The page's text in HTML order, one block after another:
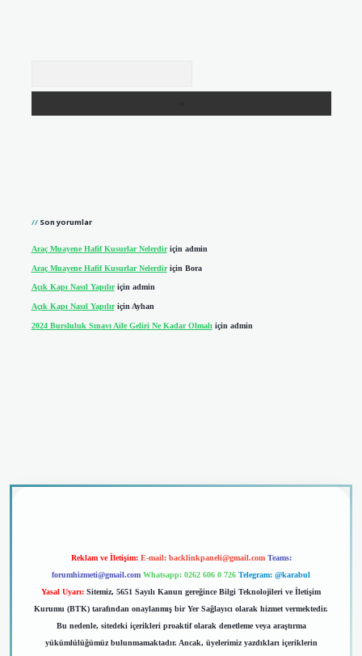
Son yorumlar
Araç Muayene Hafif Kusurlar Nelerdiriçin admin
Araç Muayene Hafif Kusurlar Nelerdiriçin Bora
Açık Kapı Nasıl Yapılıriçin admin
Açık Kapı Nasıl Yapılıriçin Ayhan
2024 Bursluluk Sınavı Aile Geliri Ne Kadar Olmalıiçin admin
Reklam ve İletişim: E-mail: backlinkpaneli@gmail.com Teams:
forumhizmeti@gmail.com Whatsapp: 0262 606 0 726 Telegram: @karabul
Yasal Uyarı: Sitemiz, 5651 Sayılı Kanun gereğince Bilgi Teknolojileri ve İletişim
Kurumu (BTK) tarafından onaylanmış bir Yer Sağlayıcı olarak hizmet vermektedir.
Bu nedenle, sitedeki içerikleri proaktif olarak denetleme veya araştırma
yükümlülüğümüz bulunmamaktadır. Ancak, üyelerimiz yazdıkları içeriklerin